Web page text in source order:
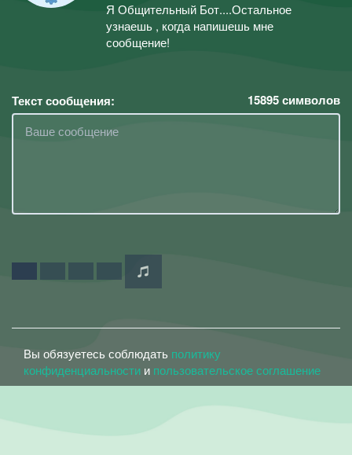
Я Общительный Бот....Остальное
узнаешь , когда напишешь мне
сообщение!
Текст сообщения: 15895символов
Вы обязуетесь соблюдать политику
конфиденциальности и пользовательское соглашение